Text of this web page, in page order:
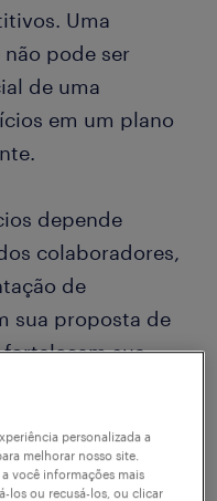
Uma
pode ser
de uma
em um plano
depende
colaboradores,
de
sua proposta de
sua
mais do que
sua
pode
personalizada a
melhorar nosso site.
você informações mais
los ou recusá-los, ou clicar